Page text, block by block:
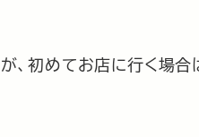
、初めてお店に行く場合